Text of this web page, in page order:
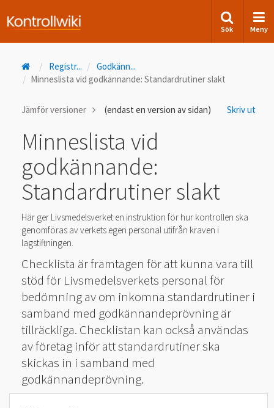
Sök Meny
Registr... Godkänn...
Minneslista vid godkännande: Standardrutiner slakt
Skriv ut
Jämför versioner (endast en version av sidan)
Minneslista vid
godkännande:
Standardrutiner slakt
Här ger Livsmedelsverket en instruktion för hur kontrollen ska
genomföras av verkets egen personal utifrån kraven i
lagstiftningen.
Checklista är framtagen för att kunna vara till
stöd för Livsmedelsverkets personal för
bedömning av om inkomna standardrutiner i
samband med godkännandeprövning är
tillräckliga. Checklistan kan också användas
av företag inför att standardrutiner ska
skickas in i samband med
godkännandeprövning.